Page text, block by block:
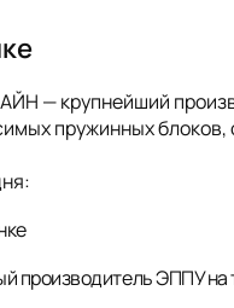
— крупнейший
пружинных
производитель ЭППУ на